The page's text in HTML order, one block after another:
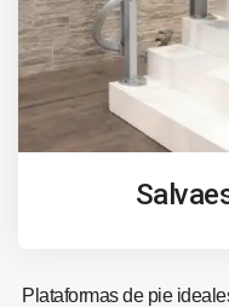
Plataformas de pie